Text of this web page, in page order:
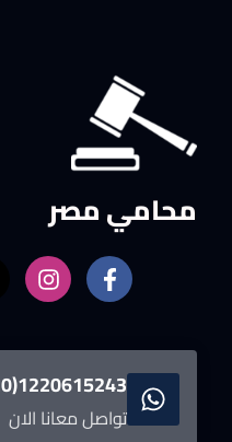
محامي مصر
1220615243(20+)
تواصل معانا الان